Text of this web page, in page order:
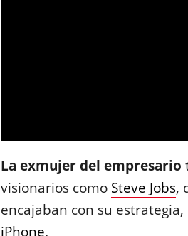
La exmujer del empresario
visionarios como Steve Jobs,
encajaban con su
iPhone.